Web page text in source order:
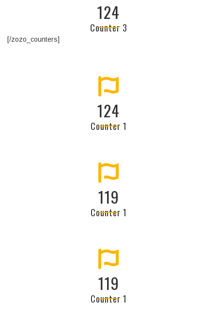
141
Counter 3
[/zozo_counters]
141
Counter 1
136
Counter 1
136
Counter 1